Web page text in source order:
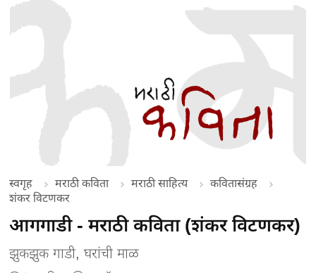
स्वगृह मराठी कविता मराठी साहित्य
कवितासंग्रह
शंकर विटणकर
आगगाडी - मराठी कविता (शंकर विटणकर)
झुकझुक गाडी, घरांची माळ